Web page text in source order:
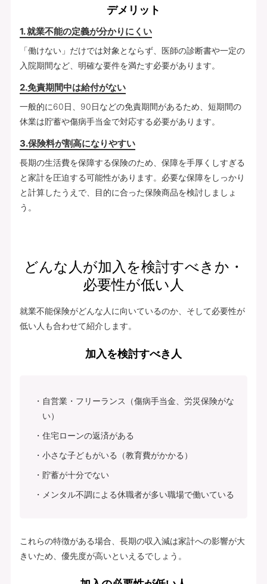
デメリット
1. 就業不能の定義が分かりにくい
「働けない」だけでは対象とならず、医師の診断書や一定の
入院期間など、明確な要件を満たす必要があります。
2.免責期間中は給付がない
一般的に60日、90日などの免責期間があるため、短期間の
休業は貯蓄や傷病手当金で対応する必要があります。
3.保険料が割高になりやすい
長期の生活費を保障する保険のため、保障を手厚くしすぎる
と家計を圧迫する可能性があります。必要な保障をしっかり
と計算したうえで、目的に合った保険商品を検討しましょ
う。
どんな人が加入を検討すべきか・
必要性が低い人
就業不能保険がどんな人に向いているのか、そして必要性が
低い人も合わせて紹介します。
加入を検討すべき人
自営業・フリーランス（傷病手当金、労災保険がな
い）
住宅ローンの返済がある
小さな子どもがいる（教育費がかかる）
貯蓄が十分でない
メンタル不調による休職者が多い職場で働いている
これらの特徴がある場合、長期の収入減は家計への影響が大
きいため、優先度が高いといえるでしょう。